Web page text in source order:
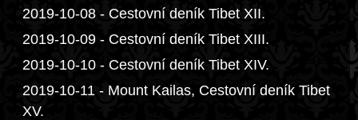
2019-10-08 - Cestovní deník Tibet XII.
2019-10-09 - Cestovní deník Tibet XIII.
2019-10-10 - Cestovní deník Tibet XIV.
2019-10-11 - Mount Kailas, Cestovní deník Tibet
XV.